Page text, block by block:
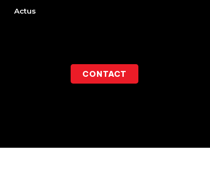
Actus
CONTACT